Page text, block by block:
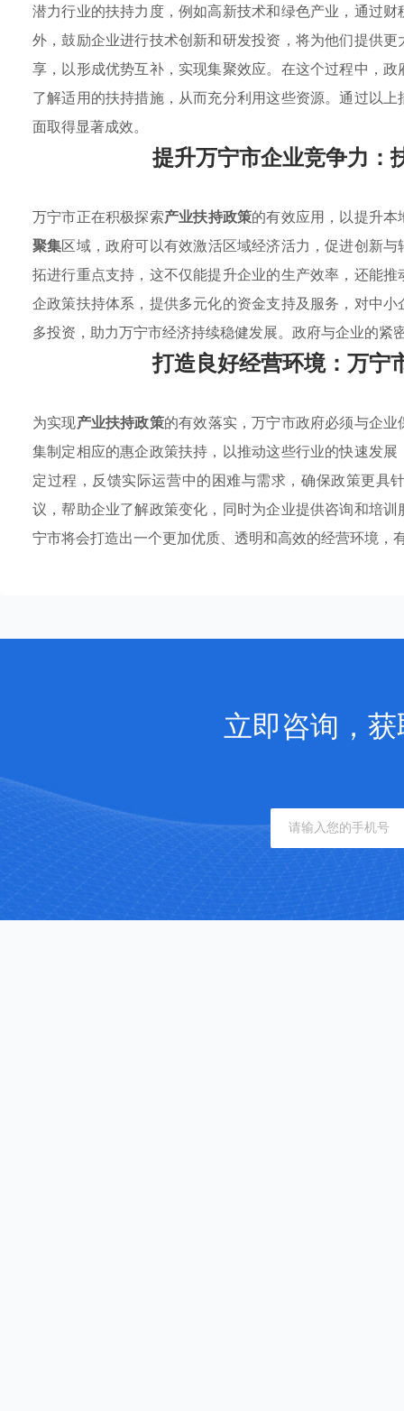
潜力行业的扶持力度，例如高新技术和绿色产业，通过
外，鼓励企业进行技术创新和研发投资，将为他们提供
享，以形成优势互补，实现集聚效应。在这个过程中，
了解适用的扶持措施，从而充分利用这些资源。通过以
面取得显著成效。
提升万宁市企业竞争力：
万宁市正在积极探索产业扶持政策的有效应用，以提升
聚集区域，政府可以有效激活区域经济活力，促进创新
拓进行重点支持，这不仅能提升企业的生产效率，还能
企政策扶持体系，提供多元化的资金支持及服务，对中
多投资，助力万宁市经济持续稳健发展。政府与企业的
打造良好经营环境：万宁
为实现产业扶持政策的有效落实，万宁市政府必须与企
集制定相应的惠企政策扶持，以推动这些行业的快速发
定过程，反馈实际运营中的困难与需求，确保政策更具
议，帮助企业了解政策变化，同时为企业提供咨询和培
宁市将会打造出一个更加优质、透明和高效的经营环境，
立即咨询，